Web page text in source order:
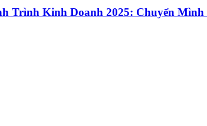
Trình Kinh Doanh 2025: Chuyển